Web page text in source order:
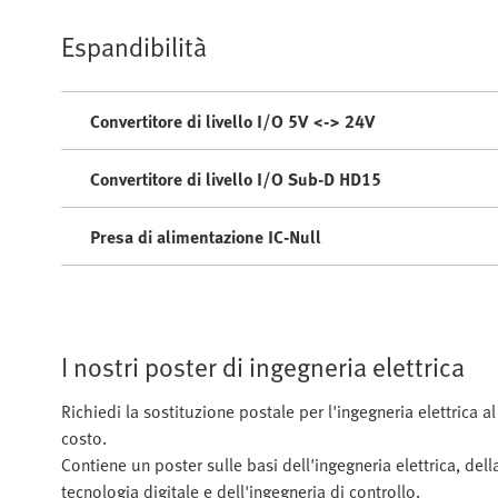
Espandibilità
Convertitore di livello I/O 5V <-> 24V
Convertitore di livello I/O Sub-D HD15
Presa di alimentazione IC-Null
I nostri poster di ingegneria elettrica
Richiedi la sostituzione postale per l'ingegneria elettrica al
costo.
Contiene un poster sulle basi dell'ingegneria elettrica,
tecnologia digitale e dell'ingegneria di controllo.